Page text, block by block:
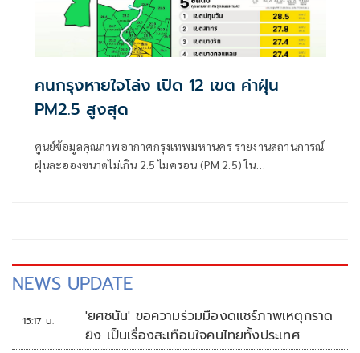
คนกรุงหายใจโล่ง เปิด 12 เขต ค่าฝุ่น
PM2.5 สูงสุด
ศูนย์ข้อมูลคุณภาพอากาศกรุงเทพมหานคร รายงานสถานการณ์
ฝุ่นละอองขนาดไม่เกิน 2.5 ไมครอน (PM 2.5) ใน
NEWS UPDATE
15:17 น.
'ยศชนัน' ขอความร่วมมืองดแชร์ภาพเหตุกราด
ยิง เป็นเรื่องสะเทือนใจคนไทยทั้งประเทศ